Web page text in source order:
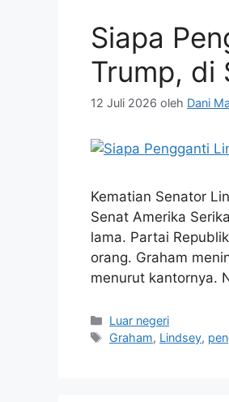
Siapa
Trump, di
12 Juli 2026 oleh Dani
Kematian Senator
Senat Amerika
lama. Partai
orang. Graham
menurut kantornya.
Kategori
Luar negeri
Tag
Graham, Lindsey,